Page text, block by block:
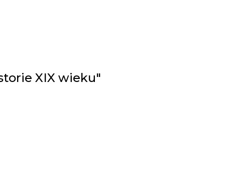
XIX wieku"